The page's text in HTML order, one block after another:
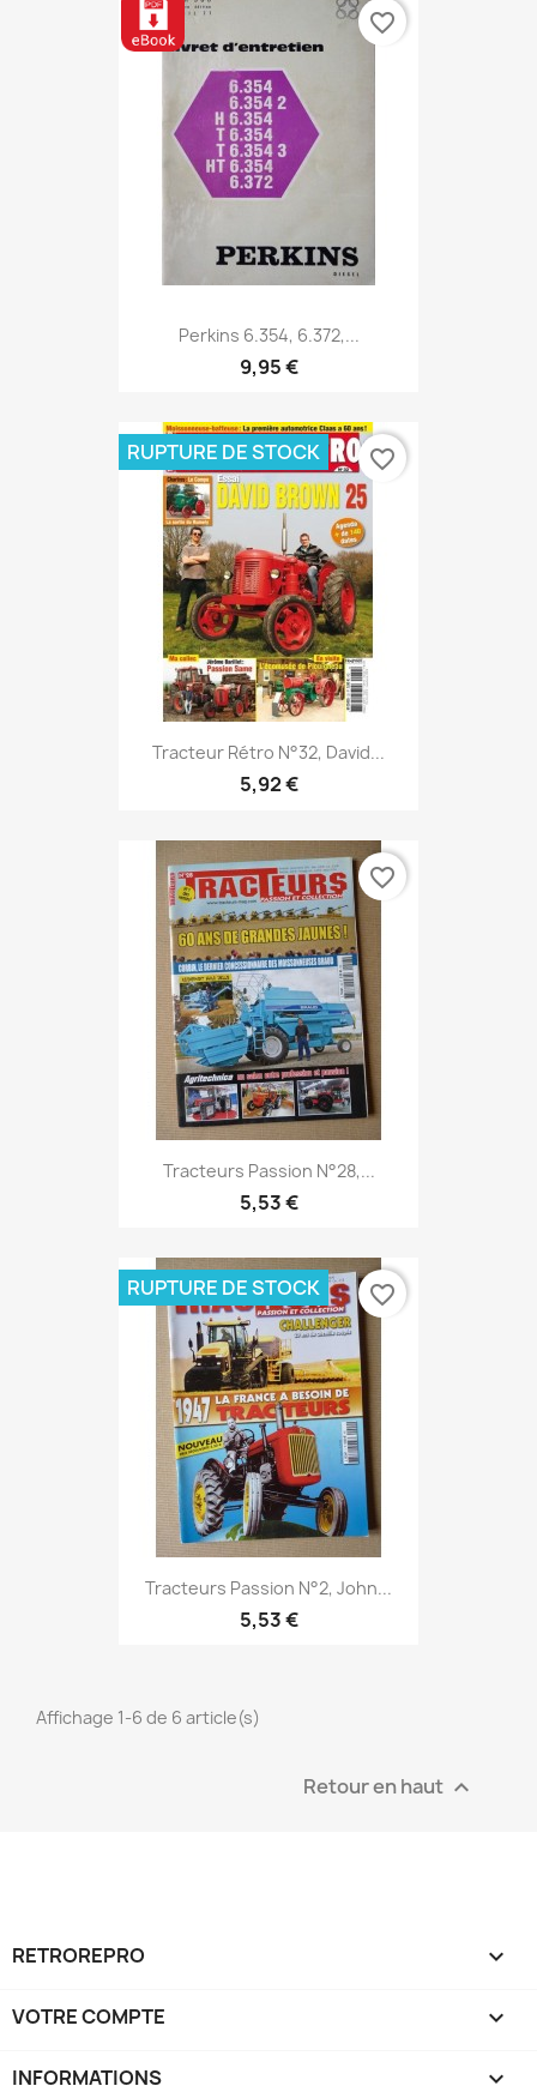
Perkins 6.354, 6.372,...
9,95 €
favorite_border
Tracteur Rétro N°32, David...
5,92 €
RUPTURE DE STOCK favorite_border
Tracteurs Passion N°28,...
5,53 €
favorite_border
Tracteurs Passion N°2, John...
5,53 €
RUPTURE DE STOCK favorite_border
Affichage 1-6 de 6 article(s)
Retour en haut 
RETROREPRO 
VOTRE COMPTE 
INFORMATIONS keyboard_arrow_down